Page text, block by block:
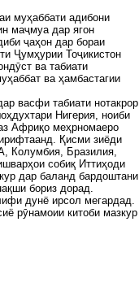
муҳаббати адибони
маҷмуа дар ягон
ҷаҳон дар бораи
Ҷумҳурии Тоҷикистон
ва табиати
ва ҳамбастагии
васфи табиати нотакрор
Нигерия, ноиби
Африқо меҳрномаеро
Қисми зиёди
Колумбия, Бразилия,
собиқ Иттиҳоди
дар баланд бардоштани
бориз дорад.
дунё ирсол мегардад.
рӯнамоии китоби мазкур